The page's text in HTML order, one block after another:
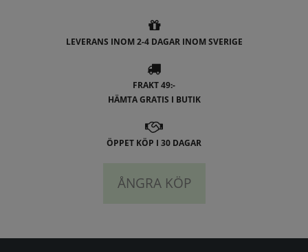
LEVERANS INOM 2-4 DAGAR INOM SVERIGE
FRAKT 49:-
HÄMTA GRATIS I BUTIK
ÖPPET KÖP I 30 DAGAR
ÅNGRA KÖP